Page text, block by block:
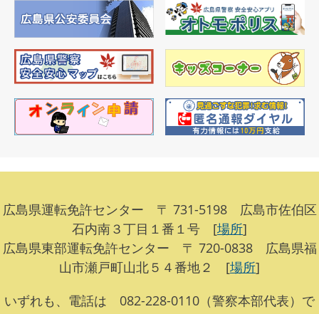
広島県運転免許センター 〒 731-5198 広島市佐伯区
石内南３丁目１番１号 [場所]
広島県東部運転免許センター 〒 720-0838 広島県福
山市瀬戸町山北５４番地２ [場所]
いずれも、電話は 082-228-0110（警察本部代表）で